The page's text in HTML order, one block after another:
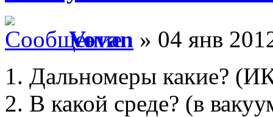
Vovan » 04 янв
1. Дальномеры какие?
2. В какой среде? (в